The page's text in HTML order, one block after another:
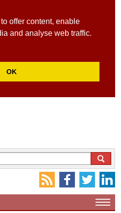
offer content, enable
and analyse web traffic.
OK